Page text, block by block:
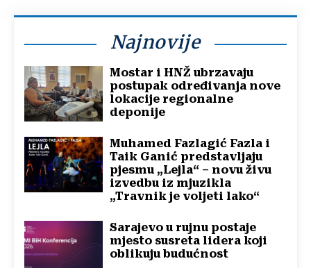
Najnovije
Mostar i HNŽ ubrzavaju
postupak određivanja nove
lokacije regionalne
deponije
Muhamed Fazlagić Fazla i
Taik Ganić predstavljaju
pjesmu „Lejla“ – novu živu
izvedbu iz mjuzikla
„Travnik je voljeti lako“
Sarajevo u rujnu postaje
mjesto susreta lidera koji
oblikuju budućnost